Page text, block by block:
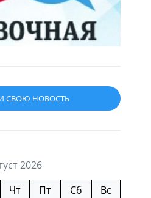
СВОЮ НОВОСТЬ
2026
Чт Пт Сб
Вс